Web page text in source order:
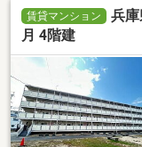
賃貸マンション
兵
月 4階建